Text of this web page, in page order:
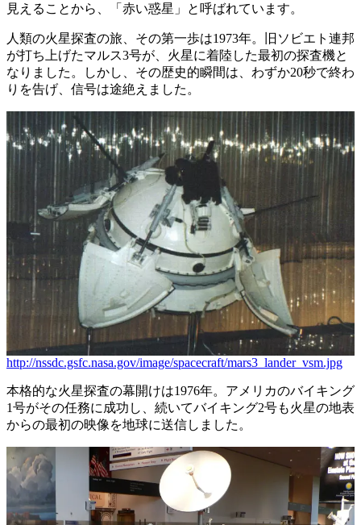
見えることから、「赤い惑星」と呼ばれています。
人類の火星探査の旅、その第一歩は1973年。旧ソビエト連邦
が打ち上げたマルス3号が、火星に着陸した最初の探査機と
なりました。しかし、その歴史的瞬間は、わずか20秒で終わ
りを告げ、信号は途絶えました。
http://nssdc.gsfc.nasa.gov/image/spacecraft/mars3_lander_vsm.jpg
本格的な火星探査の幕開けは1976年。アメリカのバイキング
1号がその任務に成功し、続いてバイキング2号も火星の地表
からの最初の映像を地球に送信しました。